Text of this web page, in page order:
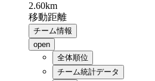
2.60km
移動距離
チーム情報
open
全体順位
チーム統計データ